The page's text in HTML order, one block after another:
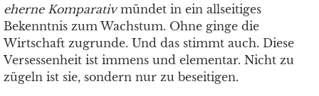
eherne Komparativmündet in ein allseitiges
Bekenntnis zum Wachstum. Ohne ginge die
Wirtschaft zugrunde. Und das stimmt auch. Diese
Versessenheit ist immens und elementar. Nicht zu
zügeln ist sie, sondern nur zu beseitigen.